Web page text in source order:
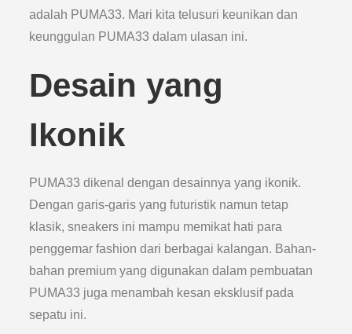
adalah PUMA33. Mari kita telusuri keunikan dan
keunggulan PUMA33 dalam ulasan ini.
Desain yang
Ikonik
PUMA33 dikenal dengan desainnya yang ikonik.
Dengan garis-garis yang futuristik namun tetap
klasik, sneakers ini mampu memikat hati para
penggemar fashion dari berbagai kalangan. Bahan-
bahan premium yang digunakan dalam pembuatan
PUMA33 juga menambah kesan eksklusif pada
sepatu ini.